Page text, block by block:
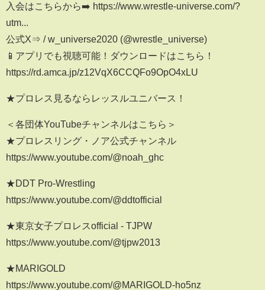
入会はこちらから➡️ https://www.wrestle-universe.com/?
utm...
公式X⇒ / w_universe2020 (@wrestle_universe)
📱アプリでも視聴可能！ダウンロードはこちら！
https://rd.amca.jp/z12VqX6CCQFo9OpO4xLU
★プロレス見るならレッスルユニバース！
＜各団体YouTubeチャンネルはこちら＞
★プロレスリング・ノア公式チャンネル
https://www.youtube.com/@noah_ghc
★DDT Pro-Wrestling
https://www.youtube.com/@ddtofficial
★東京女子プロレスofficial - TJPW
https://www.youtube.com/@tjpw2013
★MARIGOLD
https://www.youtube.com/@MARIGOLD-ho5nz